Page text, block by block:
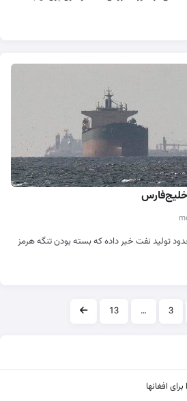
تولید نفت خبر داده که بسته بودن تنگه هرمز
3
…
13
افغانها